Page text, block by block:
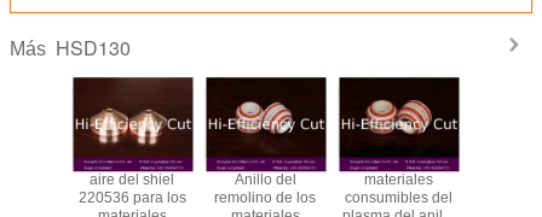
Más HSD130
aire del shiel
220536 para los
Anillo del
remolino de los
materiales
consumibles del